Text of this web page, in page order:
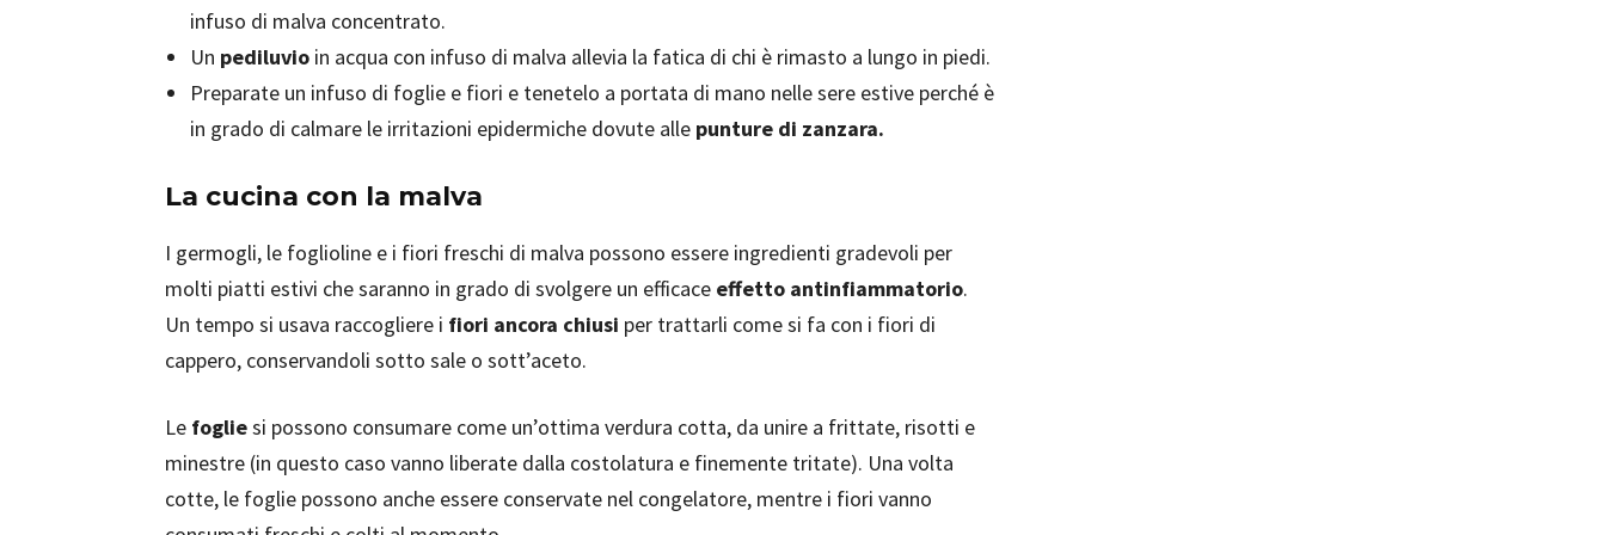
infuso di malva concentrato.
Un pediluvio in acqua con infuso di malva allevia la fatica di chi è rimasto a lungo in piedi.
Preparate un infuso di foglie e fiori e tenetelo a portata di mano nelle sere estive perché è
in grado di calmare le irritazioni epidermiche dovute alle punture di zanzara.
La cucina con la malva
I germogli, le foglioline e i fiori freschi di malva possono essere ingredienti gradevoli per
molti piatti estivi che saranno in grado di svolgere un efficace effetto antinfiammatorio.
Un tempo si usava raccogliere i fiori ancora chiusi per trattarli come si fa con i fiori di
cappero, conservandoli sotto sale o sott’aceto.
Le fogliesi possono consumare come un’ottima verdura cotta, da unire a frittate, risotti e
minestre (in questo caso vanno liberate dalla costolatura e finemente tritate). Una volta
cotte, le foglie possono anche essere conservate nel congelatore, mentre i fiori vanno